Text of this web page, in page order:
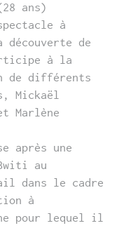
ans)
à
de
à la
de différents
Mickaël
Marlène
après une
au
dans le cadre
à
pour lequel il